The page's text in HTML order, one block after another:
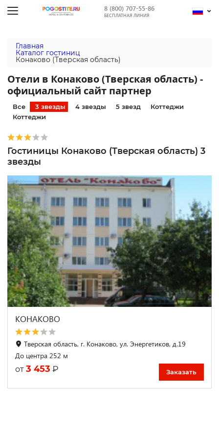
8 (800) 707-55-86
БЕСПЛАТНАЯ ЛИНИЯ
Главная
Каталог гостиниц
Конаково (Тверская область)
Отели в Конаково (Тверская область) -
официальный сайт партнер
Все 3 звезды 4 звезды 5 звезд
Коттеджи
Коттеджи
Гостиницы Конаково (Тверская область) 3
звезды
КОНАКОВО
Тверская область, г. Конаково, ул. Энергетиков, д.19
До центра 252 м
от 3 453 ₽ Заказать